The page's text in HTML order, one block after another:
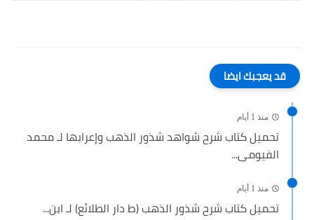
قد يعجبك ايضا
منذ 1 أيام
تحميل كتاب شرح شواهد شذور الذهب وإعرابها لـ محمد
الفيومى...
منذ 1 أيام
تحميل كتاب شرح شذور الذهب (ط دار الطلائع) لـ ابن...